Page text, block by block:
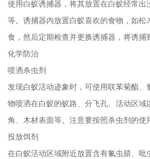
使用白蚁诱捕器，将其放置在白蚁经常出
等。诱捕器内放置白蚁喜欢的食物，如松
食，然后定期检查并更换诱捕器，将诱捕
化学防治
喷洒杀虫剂
发现白蚁活动迹象时，可使用联苯菊酯、
物喷洒在白蚁的蚁路、分飞孔、活动区
角、木材表面等。注意要按照杀虫剂的使
投放饵剂
在白蚁活动区域附近放置含有氟虫腈、吡